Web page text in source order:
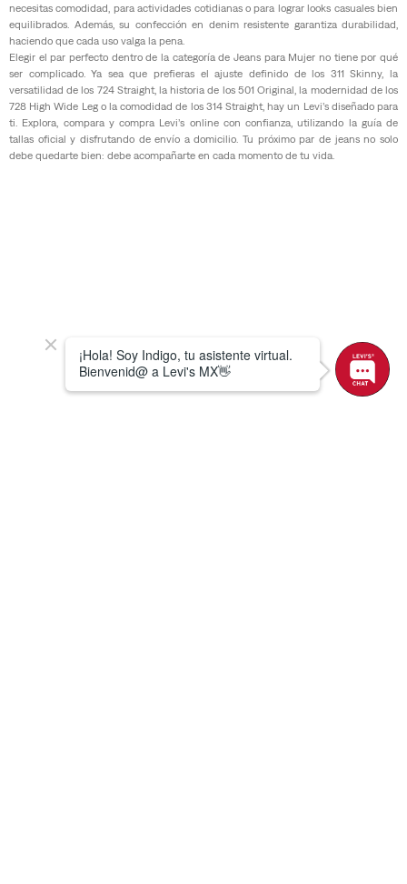
necesitas comodidad, para actividades cotidianas o para lograr looks casuales bien
equilibrados. Además, su confección en denim resistente garantiza durabilidad,
haciendo que cada uso valga la pena.
Elegir el par perfecto dentro de la categoría de Jeans para Mujer no tiene por qué
ser complicado. Ya sea que prefieras el ajuste definido de los 311 Skinny, la
versatilidad de los 724 Straight, la historia de los 501 Original, la modernidad de los
728 High Wide Leg o la comodidad de los 314 Straight, hay un Levi’s diseñado para
ti. Explora, compara y compra Levi’s online con confianza, utilizando la guía de
tallas oficial y disfrutando de envío a domicilio. Tu próximo par de jeans no solo
debe quedarte bien: debe acompañarte en cada momento de tu vida.